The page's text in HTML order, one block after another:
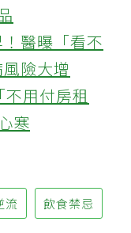
醫曝「看不
險大增
用付房租
寒
流 飲食禁忌